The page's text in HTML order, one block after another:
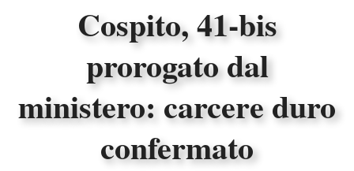
Cospito, 41-bis
prorogato dal
ministero: carcere duro
confermato